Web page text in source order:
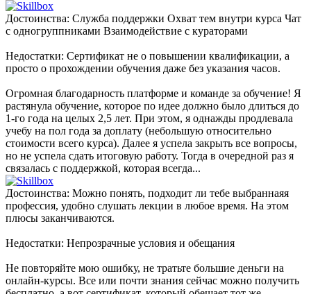
Достоинства: Служба поддержки Охват тем внутри курса Чат
с одногруппниками Взаимодействие с кураторами
Недостатки: Сертификат не о повышении квалификации, а
просто о прохождении обучения даже без указания часов.
Огромная благодарность платформе и команде за обучение! Я
растянула обучение, которое по идее должно было длиться до
1-го года на целых 2,5 лет. При этом, я однажды продлевала
учебу на пол года за доплату (небольшую относительно
стоимости всего курса). Далее я успела закрыть все вопросы,
но не успела сдать итоговую работу. Тогда в очередной раз я
связалась с поддержкой, которая всегда...
Достоинства: Можно понять, подходит ли тебе выбраннаяя
профессия, удобно слушать лекции в любое время. На этом
плюсы заканчиваются.
Недостатки: Непрозрачные условия и обещания
Не повторяйте мою ошибку, не тратьте большие деньги на
онлайн-курсы. Все или почти знания сейчас можно получить